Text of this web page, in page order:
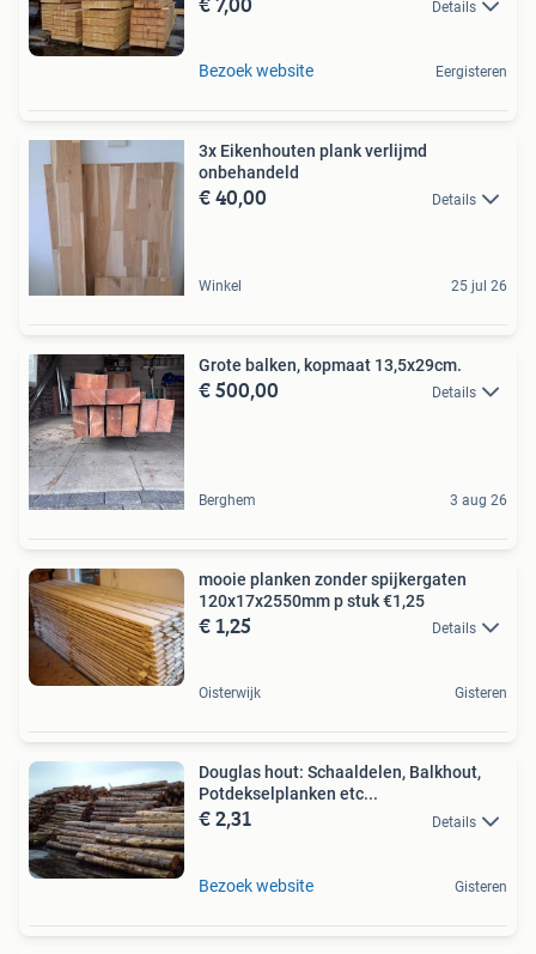
Details
Bezoek website Eergisteren
3x Eikenhouten plank verlijmd
onbehandeld
€ 40,00 Details
Winkel 25 jul 26
Grote balken, kopmaat 13,5x29cm.
€ 500,00 Details
Berghem 3 aug 26
mooie planken zonder spijkergaten
120x17x2550mm p stuk €1,25
€ 1,25 Details
Oisterwijk Gisteren
Douglas hout: Schaaldelen, Balkhout,
Potdekselplanken etc...
€ 2,31 Details
Bezoek website Gisteren